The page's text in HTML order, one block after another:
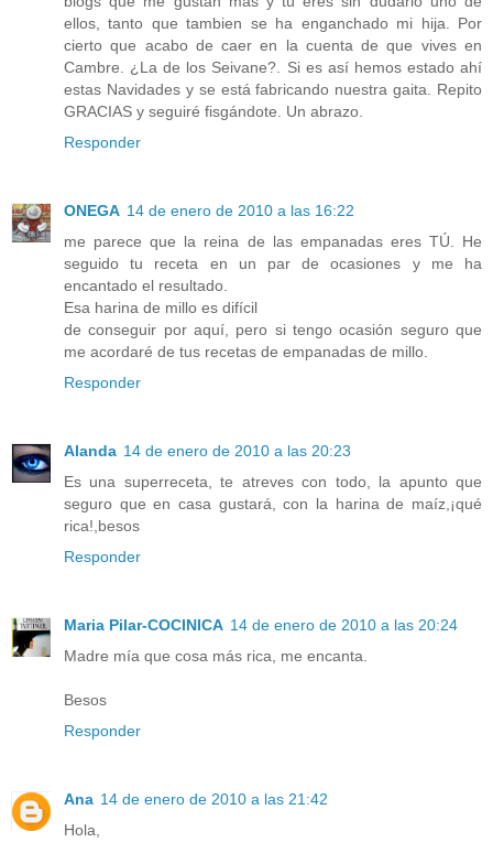
ellos, tanto que tambien se ha enganchado mi hija. Por
cierto que acabo de caer en la cuenta de que vives en
Cambre. ¿La de los Seivane?. Si es así hemos estado ahí
estas Navidades y se está fabricando nuestra gaita. Repito
GRACIAS y seguiré fisgándote. Un abrazo.
Responder
ONEGA 14 de enero de 2010 a las 16:22
me parece que la reina de las empanadas eres TÚ. He
seguido tu receta en un par de ocasiones y me ha
encantado el resultado.
Esa harina de millo es difícil
de conseguir por aquí, pero si tengo ocasión seguro que
me acordaré de tus recetas de empanadas de millo.
Responder
Alanda 14 de enero de 2010 a las 20:23
Es una superreceta, te atreves con todo, la apunto que
seguro que en casa gustará, con la harina de maíz,¡qué
rica!,besos
Responder
Maria Pilar-COCINICA 14 de enero de 2010 a las 20:24
Madre mía que cosa más rica, me encanta.
Besos
Responder
Ana 14 de enero de 2010 a las 21:42
Hola,